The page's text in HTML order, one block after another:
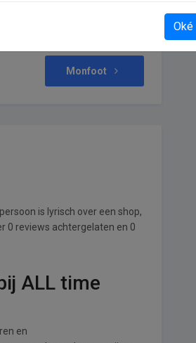
Monfoot
is lyrisch over een shop,
0 reviews achtergelaten en 0
ALL time
en
Oké